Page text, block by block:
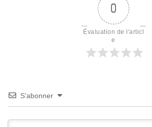
0
Évaluation de l'articl
e
S’abonner